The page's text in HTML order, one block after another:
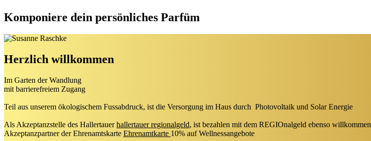
Komponiere dein persönliches Parfüm
Herzlich willkommen
Im Garten der Wandlung
mit barrierefreiem Zugang
Teil aus unserem ökologischem Fussabdruck, ist die Versorgung im Haus durch Photovoltaik und Solar Energie
Als Akzeptanzstelle des Hallertauerhallertauer regionalgeld, ist bezahlen mit dem REGIOnalgeld ebenso willkommen
Akzeptanzpartner der Ehrenamtskarte Ehrenamtkarte 10% auf Wellnessangebote